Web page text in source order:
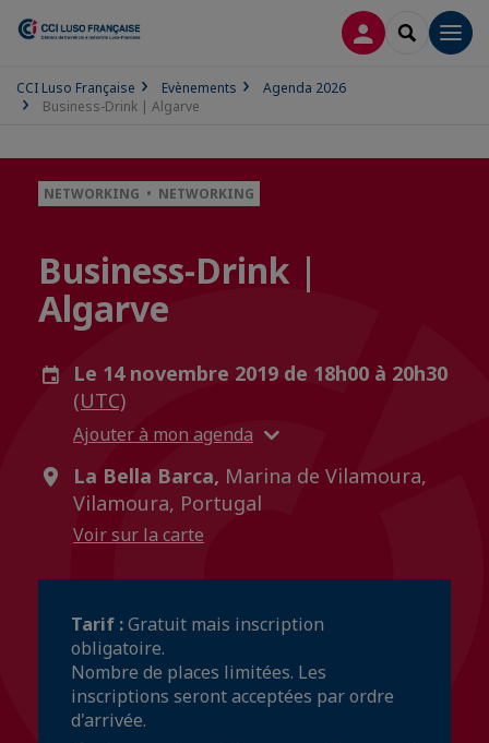
CONNEXION
CCI Luso Française Evènements
Agenda 2026
Business-Drink | Algarve
NETWORKING • NETWORKING
Business-Drink |
Algarve
Le 14 novembre 2019 de 18h00 à 20h30
(UTC)
Ajouter à mon agenda
La Bella Barca, Marina de Vilamoura,
Vilamoura, Portugal
Voir sur la carte
Tarif :Gratuit mais inscription
obligatoire.
Nombre de places limitées. Les
inscriptions seront acceptées par ordre
d'arrivée.